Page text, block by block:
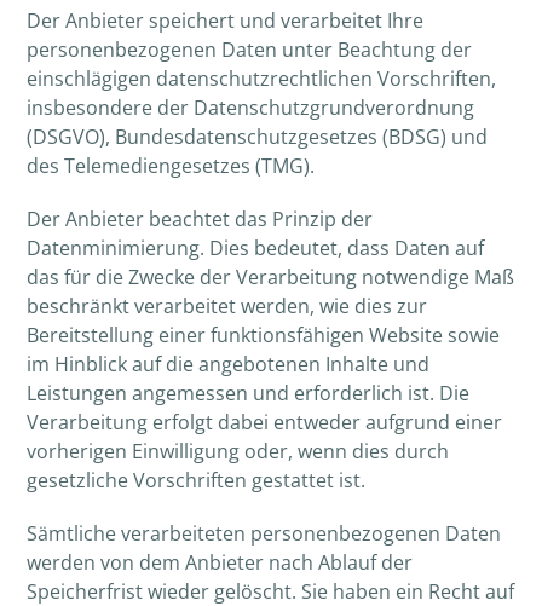
Der Anbieter speichert und verarbeitet Ihre
personenbezogenen Daten unter Beachtung der
einschlägigen datenschutzrechtlichen Vorschriften,
insbesondere der Datenschutzgrundverordnung
(DSGVO), Bundesdatenschutzgesetzes (BDSG) und
des Telemediengesetzes (TMG).
Der Anbieter beachtet das Prinzip der
Datenminimierung. Dies bedeutet, dass Daten auf
das für die Zwecke der Verarbeitung notwendige Maß
beschränkt verarbeitet werden, wie dies zur
Bereitstellung einer funktionsfähigen Website sowie
im Hinblick auf die angebotenen Inhalte und
Leistungen angemessen und erforderlich ist. Die
Verarbeitung erfolgt dabei entweder aufgrund einer
vorherigen Einwilligung oder, wenn dies durch
gesetzliche Vorschriften gestattet ist.
Sämtliche verarbeiteten personenbezogenen Daten
werden von dem Anbieter nach Ablauf der
Speicherfrist wieder gelöscht. Sie haben ein Recht auf